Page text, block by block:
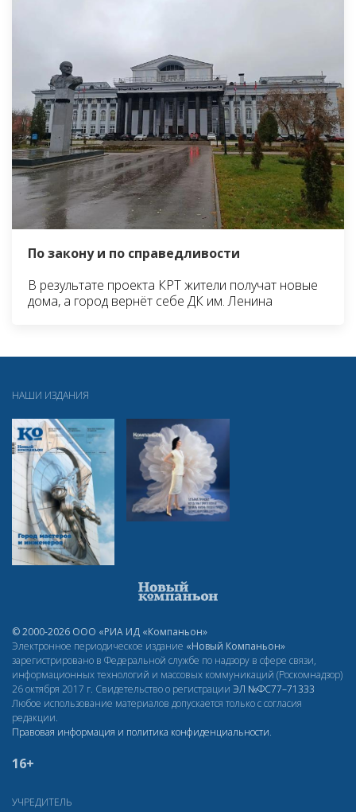
По закону и по справедливости
В результате проекта КРТ жители получат новые
дома, а город вернёт себе ДК им. Ленина
НАШИ ИЗДАНИЯ
© 2000-2026 ООО «РИА ИД «Компаньон»
Электронное периодическое издание «Новый Компаньон»
зарегистрировано в Федеральной службе по надзору в сфере связи,
информационных технологий и массовых коммуникаций (Роскомнадзор)
26 октября 2017 г. Свидетельство о регистрации ЭЛ №ФС77–71333
Любое использование материалов допускается только с согласия
редакции.
Правовая информация и политика конфиденциальности.
16+
УЧРЕДИТЕЛЬ